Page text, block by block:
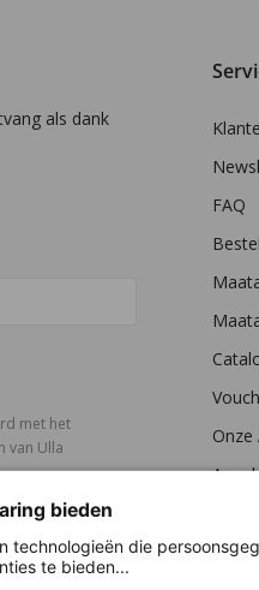
als dank
met het
van Ulla
FAQ
Onze